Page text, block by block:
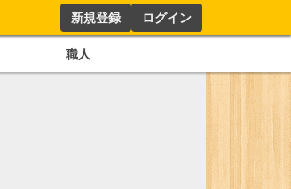
新規登録 ログイン
職人